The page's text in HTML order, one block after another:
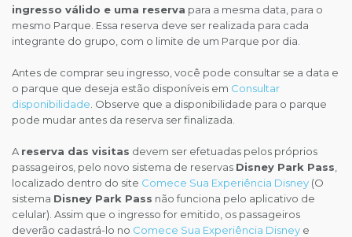
ingresso válido e uma reserva para a mesma data, para o
mesmo Parque. Essa reserva deve ser realizada para cada
integrante do grupo, com o limite de um Parque por dia.
Antes de comprar seu ingresso, você pode consultar se a data e
o parque que deseja estão disponíveis em Consultar
disponibilidade . Observe que a disponibilidade para o parque
pode mudar antes da reserva ser finalizada.
A reserva das visitas devem ser efetuadas pelos próprios
passageiros, pelo novo sistema de reservas Disney Park Pass
localizado dentro do site Comece Sua Experiência Disney (O
sistema Disney Park Pass não funciona pelo aplicativo de
celular). Assim que o ingresso for emitido, os passageiros
deverão cadastrá-lo no Comece Sua Experiência Disney e